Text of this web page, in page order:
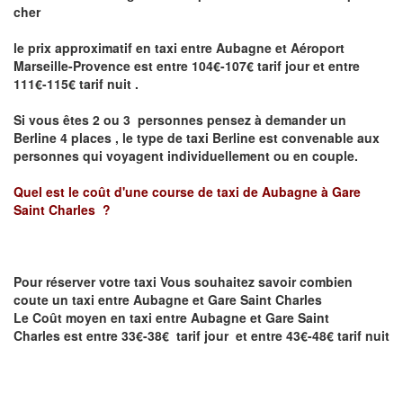
cher
le prix approximatif en taxi entre Aubagne et Aéroport
Marseille-Provence est entre 104€-107€ tarif jour et entre
111€-115€ tarif nuit .
Si vous êtes 2 ou 3 personnes pensez à demander un
Berline 4 places , le type de taxi Berline est convenable aux
personnes qui voyagent individuellement ou en couple.
Quel est le coût d'une course de taxi de Aubagne à Gare
Saint Charles ?
Pour réserver votre taxi Vous souhaitez savoircombien
coute un taxi entre Aubagne et Gare Saint Charles
Le Coût moyen en taxi entre Aubagne et Gare Saint
Charles est entre 33€-38€ tarif jour et entre 43€-48€ tarif nuit